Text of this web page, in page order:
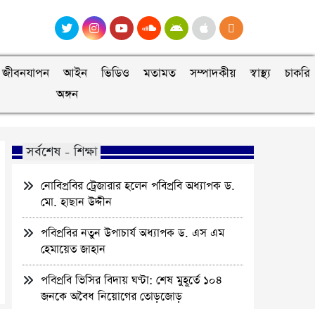
জীবনযাপন
আইন
অঙ্গন
ভিডিও মতামত সম্পাদকীয় স্বাস্থ্য চাকরি
সর্বশেষ - শিক্ষা
নোবিপ্রবির ট্রেজারার হলেন পবিপ্রবি অধ্যাপক ড.
মো. হাছান উদ্দীন
পবিপ্রবির নতুন উপাচার্য অধ্যাপক ড. এস এম
হেমায়েত জাহান
পবিপ্রবি ভিসির বিদায় ঘণ্টা: শেষ মুহূর্তে ১০৪
জনকে অবৈধ নিয়োগের তোড়জোড়